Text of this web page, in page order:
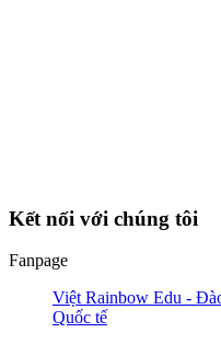
Kết nối với chúng tôi
Fanpage
Việt Rainbow Edu -
Quốc tế